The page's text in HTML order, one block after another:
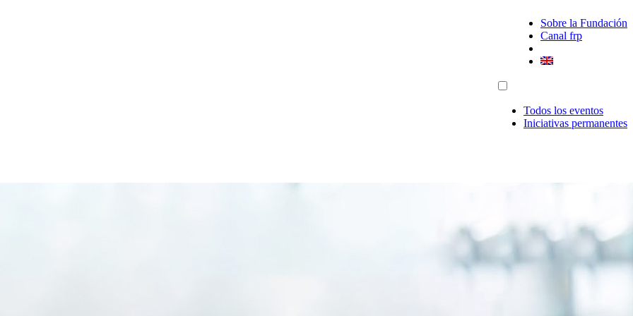
Sobre la Fundación
Canal frp
Todos los eventos
Iniciativas permanentes